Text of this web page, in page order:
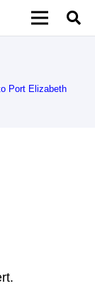
Port Elizabeth